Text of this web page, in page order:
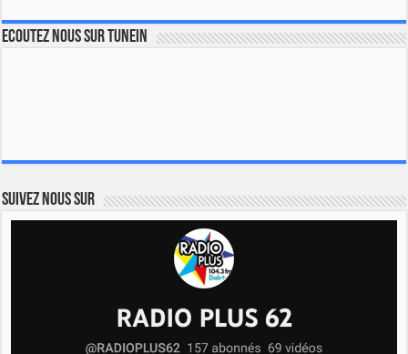
Ecoutez nous sur TuneIn
Suivez nous sur